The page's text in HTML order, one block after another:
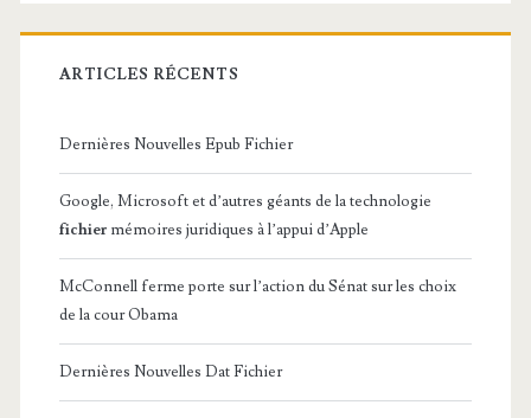
ARTICLES RÉCENTS
Dernières Nouvelles Epub Fichier
Google, Microsoft et d’autres géants de la technologie
fichier mémoires juridiques à l’appui d’Apple
McConnell ferme porte sur l’action du Sénat sur les choix
de la cour Obama
Dernières Nouvelles Dat Fichier